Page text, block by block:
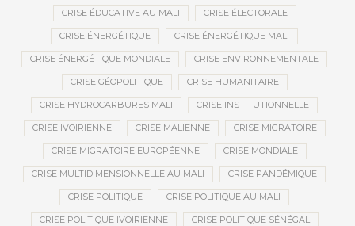
CRISE ÉDUCATIVE AU MALI CRISE ÉLECTORALE
CRISE ÉNERGÉTIQUE CRISE ÉNERGÉTIQUE MALI
CRISE ÉNERGÉTIQUE MONDIALE CRISE ENVIRONNEMENTALE
CRISE GÉOPOLITIQUE CRISE HUMANITAIRE
CRISE HYDROCARBURES MALI CRISE INSTITUTIONNELLE
CRISE IVOIRIENNE CRISE MALIENNE CRISE MIGRATOIRE
CRISE MIGRATOIRE EUROPÉENNE CRISE MONDIALE
CRISE MULTIDIMENSIONNELLE AU MALI CRISE PANDÉMIQUE
CRISE POLITIQUE CRISE POLITIQUE AU MALI
CRISE POLITIQUE IVOIRIENNE CRISE POLITIQUE SÉNÉGAL